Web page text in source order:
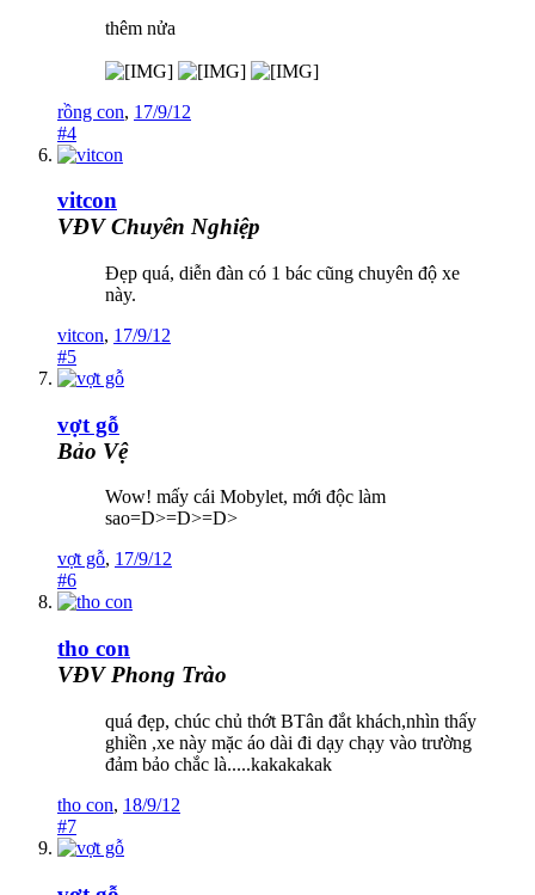
thêm nửa
rồng con, 17/9/12
#4
vitcon
VĐV Chuyên Nghiệp
Đẹp quá, diễn đàn có 1 bác cũng chuyên độ xe
này.
vitcon, 17/9/12
#5
vợt gỗ
Bảo Vệ
Wow! mấy cái Mobylet, mới độc làm
sao=D>=D>=D>
vợt gỗ, 17/9/12
#6
tho con
VĐV Phong Trào
quá đẹp, chúc chủ thớt BTân đắt khách,nhìn thấy
ghiền ,xe này mặc áo dài đi dạy chạy vào trường
đảm bảo chắc là.....kakakakak
tho con, 18/9/12
#7